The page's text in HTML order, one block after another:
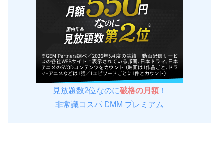
見放題数2位なのに破格の月額！
非常識コスパ DMM プレミアム